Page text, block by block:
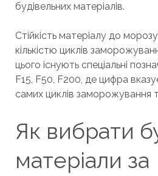
будівельних матеріалів.
Стійкість матеріалу до
кількістю циклів
цього існують спеціальні
F15, F50, F200, де цифра
самих циклів заморожування
Як вибрати
матеріали за